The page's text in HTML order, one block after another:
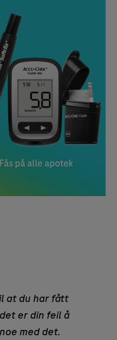
at du har fått
er din feil å
med det.